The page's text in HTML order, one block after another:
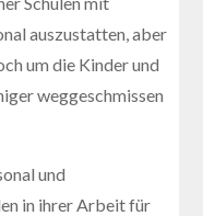
auszustatten, aber
um die Kinder und
weggeschmissen
und
in ihrer Arbeit für